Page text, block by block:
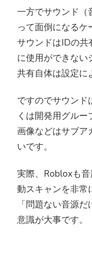
一方でサウンド（
って面倒になるケ
サウンドはIDの共
に使用ができない
共有自体は設定に
ですのでサウンド
くは開発用グルー
画像などはサブア
いです。
実際、Robloxも
動スキャンを非常
「問題ない音源
意識が大事です。